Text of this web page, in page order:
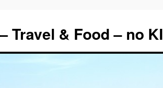
Travel & Food – no KI